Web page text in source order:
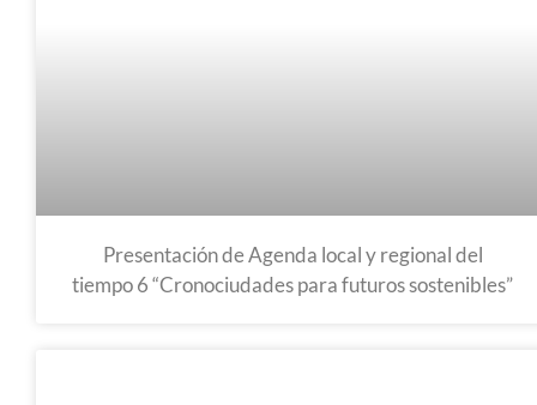
Presentación de Agenda local y regional del
tiempo 6 “Cronociudades para futuros sostenibles”